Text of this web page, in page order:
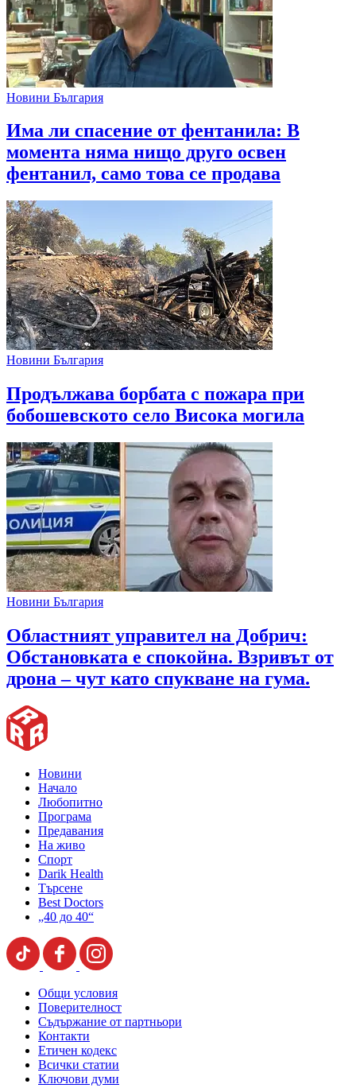
Новини България
Има ли спасение от фентанила: В
момента няма нищо друго освен
фентанил, само това се продава
Новини България
Продължава борбата с пожара при
бобошевското село Висока могила
Новини България
Областният управител на Добрич:
Обстановката е спокойна. Взривът от
дрона – чут като спукване на гума.
Новини
Начало
Любопитно
Програма
Предавания
На живо
Спорт
Darik Health
Търсене
Best Doctors
„40 до 40“
Общи условия
Поверителност
Съдържание от партньори
Контакти
Етичен кодекс
Всички статии
Ключови думи